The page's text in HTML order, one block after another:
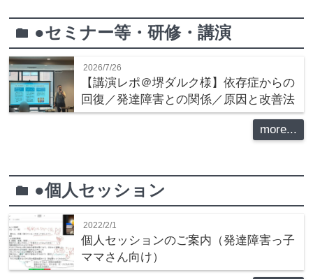
folder ●セミナー等・研修・講演
2026/7/26
【講演レポ＠堺ダルク様】依存症からの
回復／発達障害との関係／原因と改善法
more...
folder ●個人セッション
2022/2/1
個人セッションのご案内（発達障害っ子
ママさん向け）